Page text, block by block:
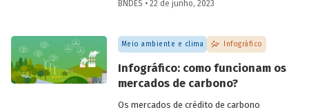
impacto da atuação do BNDES sobre a
monetária.
BNDES • 22 de junho, 2023
Meio ambiente e clima Infográfico
Infográfico: como funcionam os
mercados de carbono?
Os mercados de crédito de carbono